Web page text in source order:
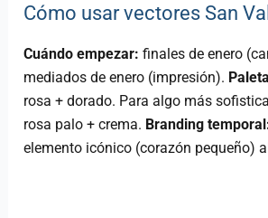
Cómo usar vectores San
Cuándo empezar: finales de enero
mediados de enero (impresión).
rosa + dorado. Para algo más
rosa palo + crema. Branding
elemento icónico (corazón pequeño)